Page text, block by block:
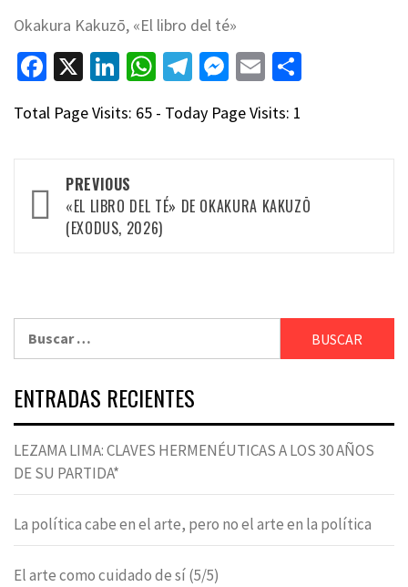
Okakura Kakuzō, «El libro del té»
Facebook
X LinkedIn
WhatsApp
Telegram
Messenger
Email
Total Page Visits: 65 - Today Page Visits: 1
Post
navigation
PREVIOUS
«EL LIBRO DEL TÉ» DE OKAKURA KAKUZŌ
(EXODUS, 2026)
ENTRADAS RECIENTES
LEZAMA LIMA: CLAVES HERMENÉUTICAS A LOS 30 AÑOS
DE SU PARTIDA*
La política cabe en el arte, pero no el arte en la política
El arte como cuidado de sí (5/5)